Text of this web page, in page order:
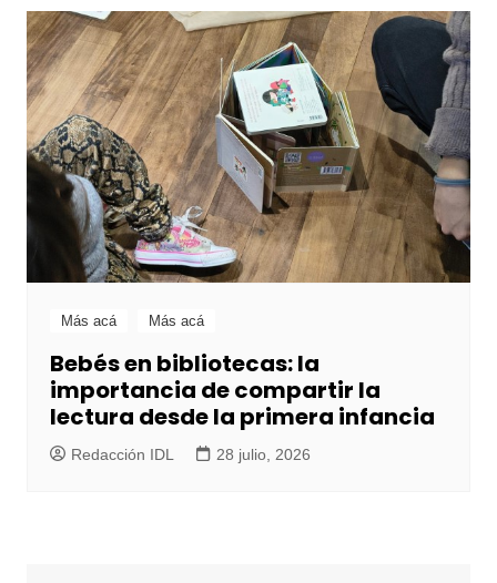
Más acá Más acá
Bebés en bibliotecas: la
importancia de compartir la
lectura desde la primera infancia
Redacción IDL 28 julio, 2026